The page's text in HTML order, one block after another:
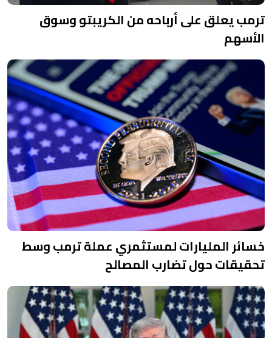
ترمب يعلق على أرباحه من الكريبتو وسوق
الأسهم
خسائر المليارات لمستثمري عملة ترمب وسط
تحقيقات حول تضارب المصالح